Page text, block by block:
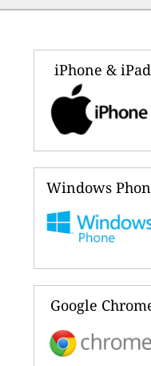
iPhone & iPad
Windows
Google